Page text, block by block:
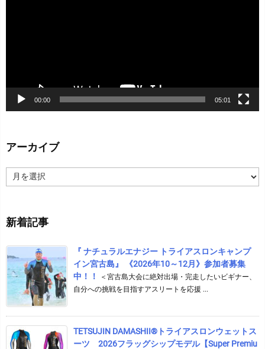
00:00 05:01
アーカイブ
ー
ブ
新着記事
『 ナチュラルエナジー トライアスロンキャンプ
イン宮古島』 《2026年10～12月》参加者募集
中！！
＜宮古島大会に絶対出場・完走したいビギナー、
自分への挑戦を目指すアスリートを応援 ...
TETSUJIN DAMASHII®︎トライアスロンウェットス
ーツ 2026フラッグシップモデル【Super Premiu